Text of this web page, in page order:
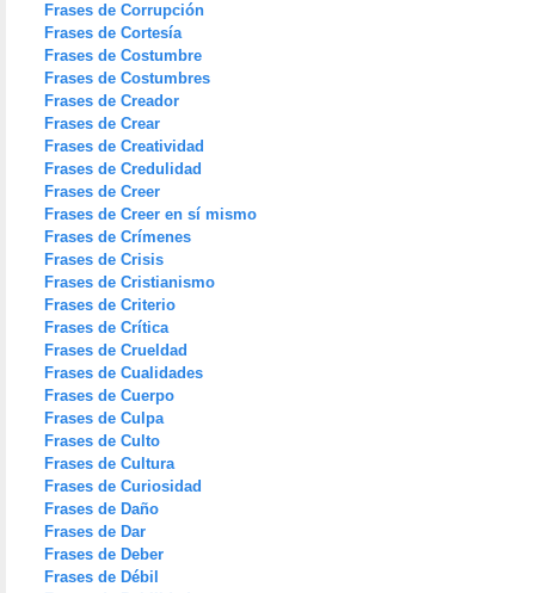
Frases de Corrupción
Frases de Cortesía
Frases de Costumbre
Frases de Costumbres
Frases de Creador
Frases de Crear
Frases de Creatividad
Frases de Credulidad
Frases de Creer
Frases de Creer en sí mismo
Frases de Crímenes
Frases de Crisis
Frases de Cristianismo
Frases de Criterio
Frases de Crítica
Frases de Crueldad
Frases de Cualidades
Frases de Cuerpo
Frases de Culpa
Frases de Culto
Frases de Cultura
Frases de Curiosidad
Frases de Daño
Frases de Dar
Frases de Deber
Frases de Débil